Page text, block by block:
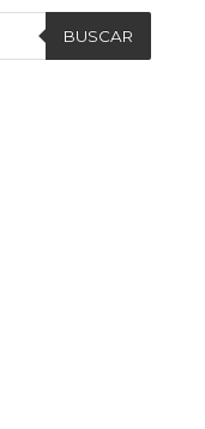
BUSCAR